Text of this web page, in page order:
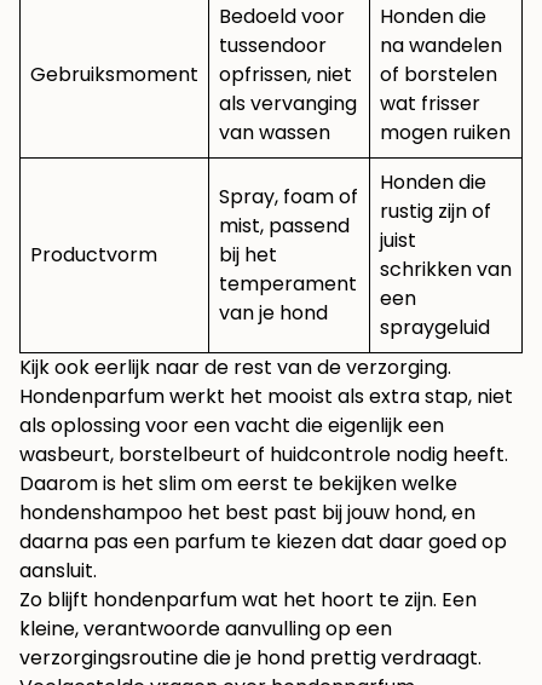
Gebruiksmoment
Bedoeld voor
tussendoor
opfrissen, niet
als vervanging
van wassen
Honden die
na wandelen
of borstelen
wat frisser
mogen ruiken
Productvorm
Spray, foam of
mist, passend
bij het
temperament
van je hond
Honden die
rustig zijn of
juist
schrikken van
een
spraygeluid
Kijk ook eerlijk naar de rest van de verzorging.
Hondenparfum werkt het mooist als extra stap, niet
als oplossing voor een vacht die eigenlijk een
wasbeurt, borstelbeurt of huidcontrole nodig heeft.
Daarom is het slim om eerst te bekijken welke
hondenshampoo het best past bij jouw hond, en
daarna pas een parfum te kiezen dat daar goed op
aansluit.
Zo blijft hondenparfum wat het hoort te zijn. Een
kleine, verantwoorde aanvulling op een
verzorgingsroutine die je hond prettig verdraagt.